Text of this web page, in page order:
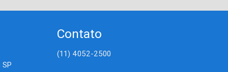
Contato
(11) 4052-2500